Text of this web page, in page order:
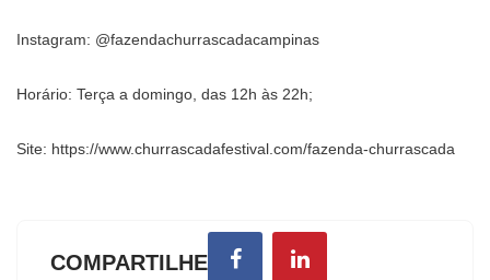
Instagram: @fazendachurrascadacampinas
Horário: Terça a domingo, das 12h às 22h;
Site: https://www.churrascadafestival.com/fazenda-churrascada
COMPARTILHE